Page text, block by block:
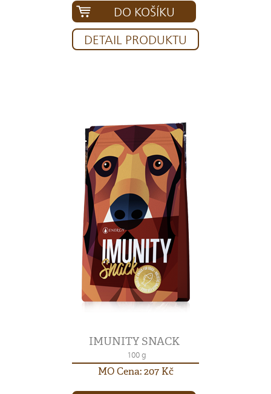
DO KOŠÍKU
DETAIL PRODUKTU
IMUNITY SNACK
100 g
MO Cena: 207 Kč